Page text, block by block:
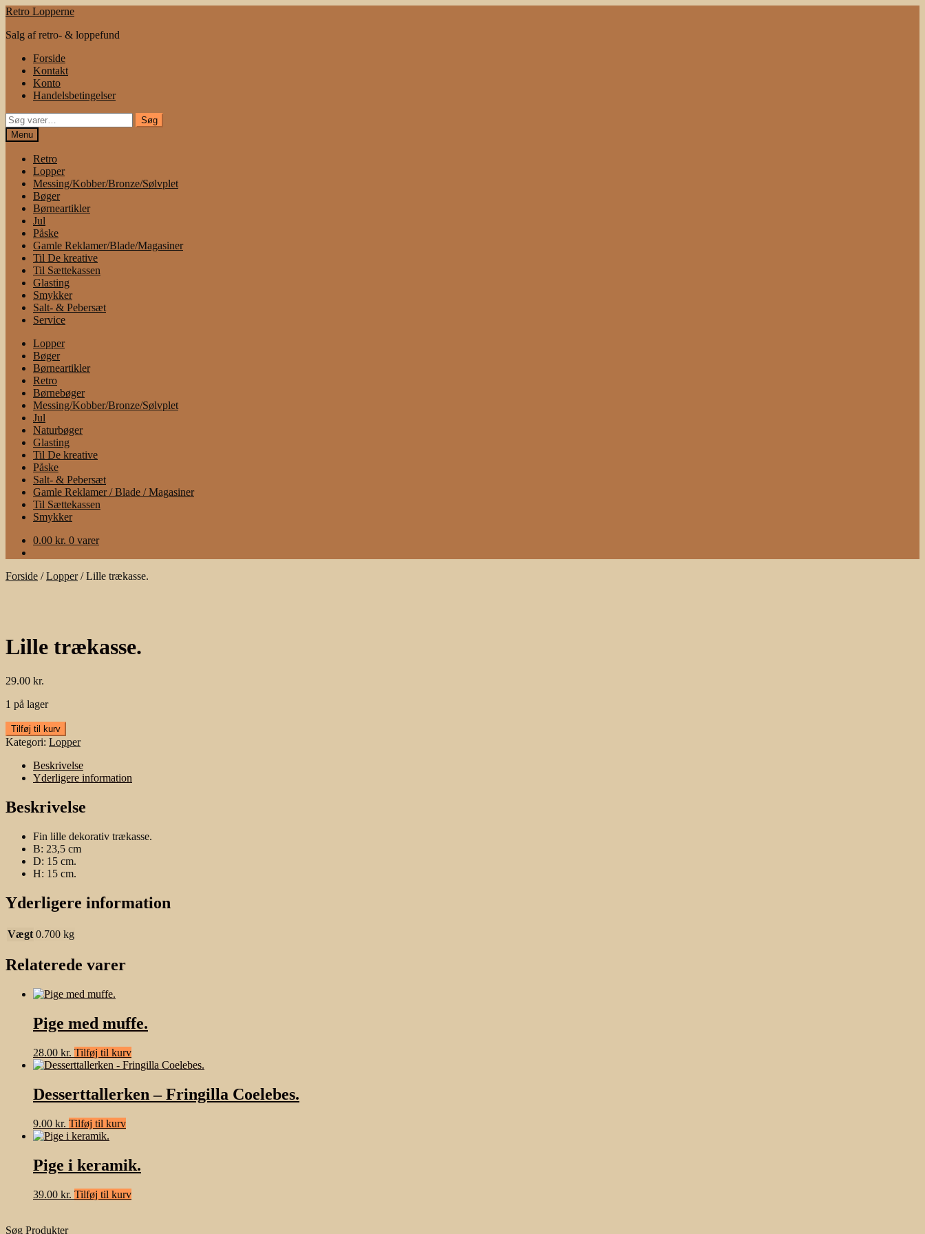
Spring
navigation
Spring
indhold
Retro Lopperne
Salg af retro- & loppefund
Forside
Kontakt
Konto
Handelsbetingelser
Søg
efter:
Søg
Menu
Retro
Lopper
Messing/Kobber/Bronze/Sølvplet
Bøger
Børneartikler
Jul
Påske
Gamle Reklamer/Blade/Magasiner
Til De kreative
Til Sættekassen
Glasting
Smykker
Salt- & Pebersæt
Service
Lopper
Bøger
Børneartikler
Retro
Børnebøger
Messing/Kobber/Bronze/Sølvplet
Jul
Naturbøger
Glasting
Til De kreative
Påske
Salt- & Pebersæt
Gamle Reklamer / Blade / Magasiner
Til Sættekassen
Smykker
0.00 kr. 0 varer
Forside /Lopper/Lille trækasse.
Lille trækasse.
29.00 kr.
1 på lager
Lille
trækasse.
Tilføj til kurv
Kategori: Lopper
Beskrivelse
Yderligere information
Beskrivelse
Fin lille dekorativ trækasse.
B: 23,5 cm
D: 15 cm.
H: 15 cm.
Yderligere information
Vægt 0.700 kg
Relaterede varer
Pige med muffe.
28.00 kr. Tilføj til kurv
Desserttallerken – Fringilla Coelebes.
9.00 kr. Tilføj til kurv
Pige i keramik.
39.00 kr. Tilføj til kurv
Søg Produkter